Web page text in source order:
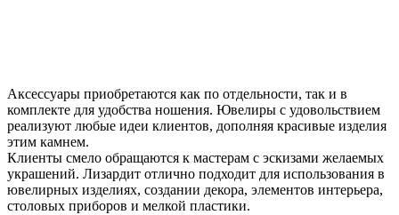
Аксессуары приобретаются как по отдельности, так и в
комплекте для удобства ношения. Ювелиры с удовольствием
реализуют любые идеи клиентов, дополняя красивые изделия
этим камнем.
Клиенты смело обращаются к мастерам с эскизами желаемых
украшений. Лизардит отлично подходит для использования в
ювелирных изделиях, создании декора, элементов интерьера,
столовых приборов и мелкой пластики.